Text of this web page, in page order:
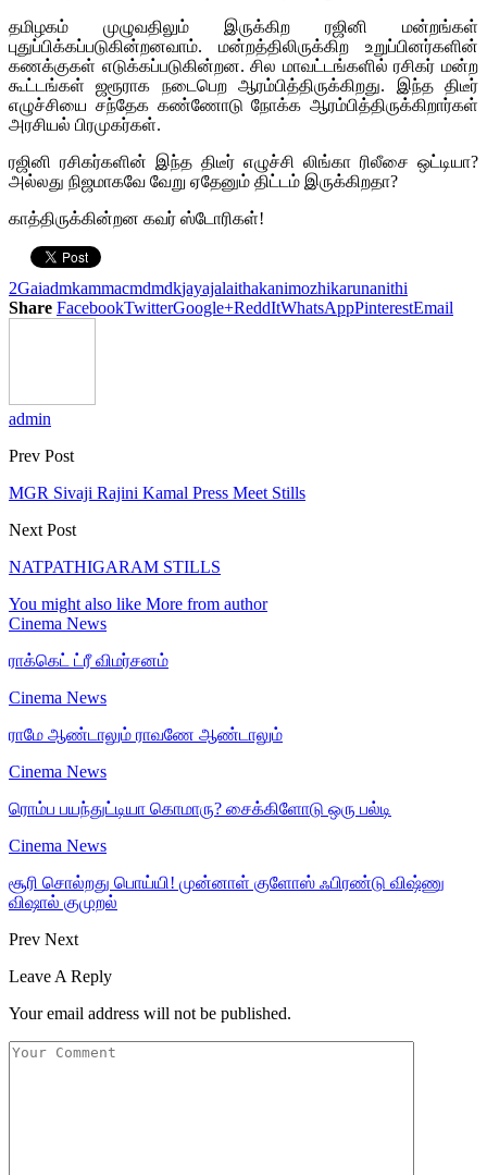
தமிழகம் முழுவதிலும் இருக்கிற ரஜினி மன்றங்கள்
புதுப்பிக்கப்படுகின்றனவாம். மன்றத்திலிருக்கிற உறுப்பினர்களின்
கணக்குகள் எடுக்கப்படுகின்றன. சில மாவட்டங்களில் ரசிகர் மன்ற
கூட்டங்கள் ஜரூராக நடைபெற ஆரம்பித்திருக்கிறது. இந்த திடீர்
எழுச்சியை சந்தேக கண்ணோடு நோக்க ஆரம்பித்திருக்கிறார்கள்
அரசியல் பிரமுகர்கள்.
ரஜினி ரசிகர்களின் இந்த திடீர் எழுச்சி லிங்கா ரிலீசை ஒட்டியா?
அல்லது நிஜமாகவே வேறு ஏதேனும் திட்டம் இருக்கிறதா?
காத்திருக்கின்றன கவர் ஸ்டோரிகள்!
2Gaiadmkammacmdmdkjayajalaithakanimozhikarunanithi
Share FacebookTwitterGoogle+ReddItWhatsAppPinterestEmail
admin
Prev Post
MGR Sivaji Rajini Kamal Press Meet Stills
Next Post
NATPATHIGARAM STILLS
You might also like More from author
Cinema News
ராக்கெட் ட்ரீ விமர்சனம்
Cinema News
ராமே ஆண்டாலும் ராவணே ஆண்டாலும்
Cinema News
ரொம்ப பயந்துட்டியா கொமாரு? சைக்கிளோடு ஒரு பல்டி
Cinema News
சூரி சொல்றது பொய்யி! முன்னாள் குளோஸ் ஃபிரண்டு விஷ்ணு
விஷால் குமுறல்
Prev Next
Leave A Reply
Your email address will not be published.